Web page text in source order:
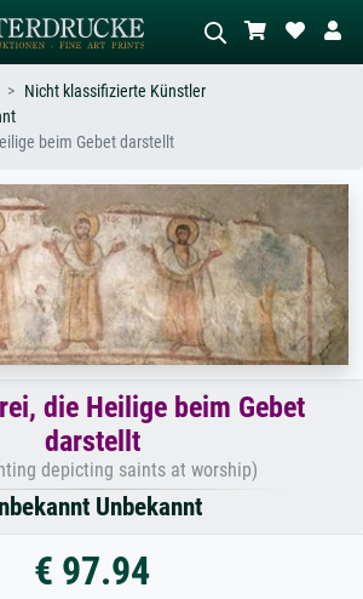
Welle
Wiese, Abstrakt mit viel Rot, Dunkles
Ölgemälde, Stehender Akt neben einem
Baum.
Nicht klassifizierte Künstler
beim Gebet darstellt
die Heilige beim Gebet
darstellt
depicting saints at worship)
Unbekannt
€ 97.94